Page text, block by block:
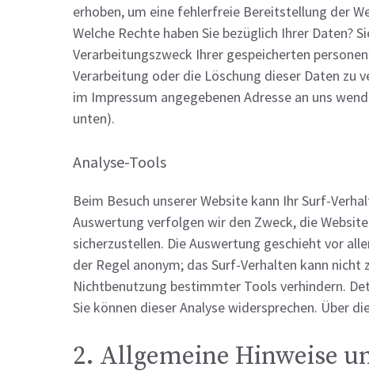
erhoben, um eine fehlerfreie Bereitstellung der
Welche Rechte haben Sie bezüglich Ihrer
Verarbeitungszweck Ihrer gespeicherten
Verarbeitung oder die Löschung dieser Daten zu
im Impressum angegebenen Adresse an uns
unten).
Analyse-Tools
Beim Besuch unserer Website kann Ihr Surf-
Auswertung verfolgen wir den Zweck, die
sicherzustellen. Die Auswertung geschieht vor
der Regel anonym; das Surf-Verhalten kann
Nichtbenutzung bestimmter Tools verhindern.
Sie können dieser Analyse widersprechen. Über
2. Allgemeine Hinweise